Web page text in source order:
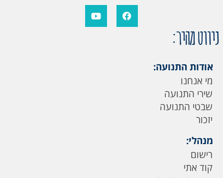
ניווט מהיר:
אודות התנועה:
מי אנחנו
שירי התנועה
שבטי התנועה
יזכור
מנהלי:
רישום
קוד אתי